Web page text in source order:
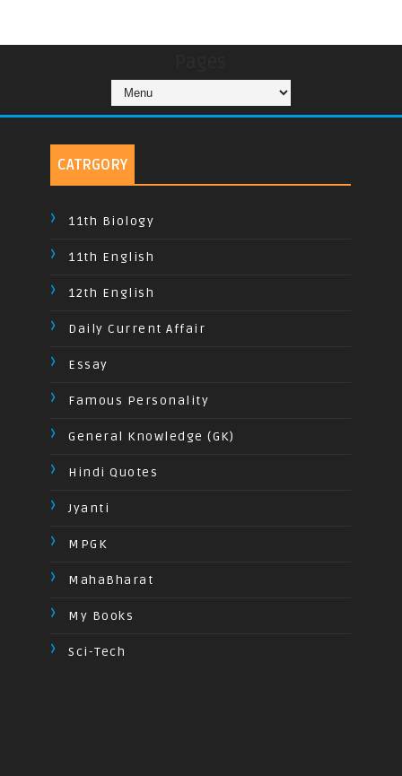
CATRGORY
11th Biology
11th English
12th English
Daily Current Affair
Essay
Famous Personality
General Knowledge (GK)
Hindi Quotes
Jyanti
MPGK
MahaBharat
My Books
Sci-Tech